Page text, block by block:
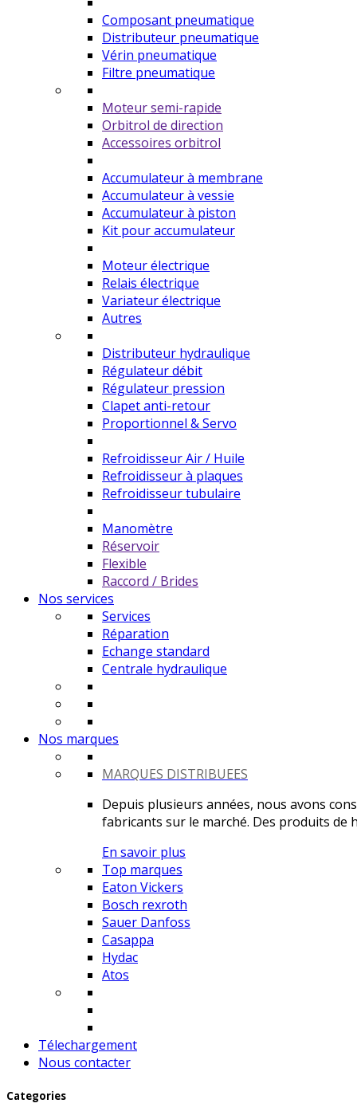
Composant pneumatique
Distributeur pneumatique
Vérin pneumatique
Filtre pneumatique
Moteur semi-rapide
Orbitrol de direction
Accessoires orbitrol
Accumulateur à membrane
Accumulateur à vessie
Accumulateur à piston
Kit pour accumulateur
Moteur électrique
Relais électrique
Variateur électrique
Autres
Distributeur hydraulique
Régulateur débit
Régulateur pression
Clapet anti-retour
Proportionnel & Servo
Refroidisseur Air / Huile
Refroidisseur à plaques
Refroidisseur tubulaire
Manomètre
Réservoir
Flexible
Raccord / Brides
Nos services
Services
Réparation
Echange standard
Centrale hydraulique
Nos marques
MARQUES DISTRIBUEES
Depuis plusieurs années, nous avons
fabricants sur le marché. Des produits de
En savoir plus
Top marques
Eaton Vickers
Bosch rexroth
Sauer Danfoss
Casappa
Hydac
Atos
Télechargement
Nous contacter
Categories